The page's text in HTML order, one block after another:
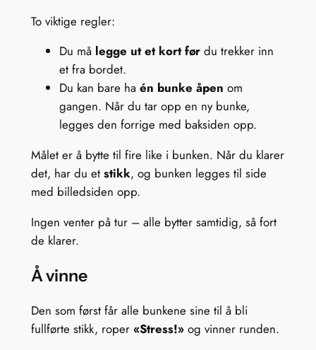
To viktige regler:
Du må legge ut et kort førdu trekker inn
et fra bordet.
Du kan bare ha én bunke åpen om
gangen. Når du tar opp en ny bunke,
legges den forrige med baksiden opp.
Målet er å bytte til fire like i bunken. Når du klarer
det, har du et stikk, og bunken legges til side
med billedsiden opp.
Ingen venter på tur – alle bytter samtidig, så fort
de klarer.
Å vinne
Den som først får alle bunkene sine til å bli
fullførte stikk, roper «Stress!»og vinner runden.